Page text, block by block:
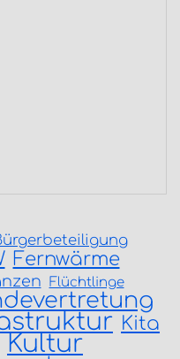
Fernwärme
Flüchtlinge
Kita
Kultur